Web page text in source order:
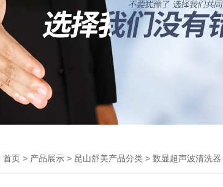
首页 > 产品展示 > 昆山舒美产品分类 > 数显超声波清洗器